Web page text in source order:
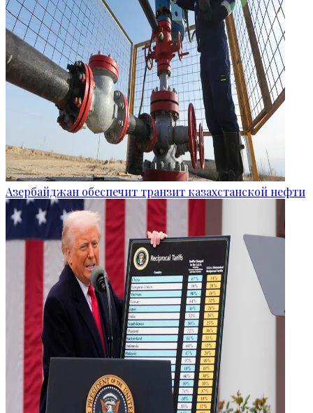
Азербайджан обеспечит транзит казахстанской нефти